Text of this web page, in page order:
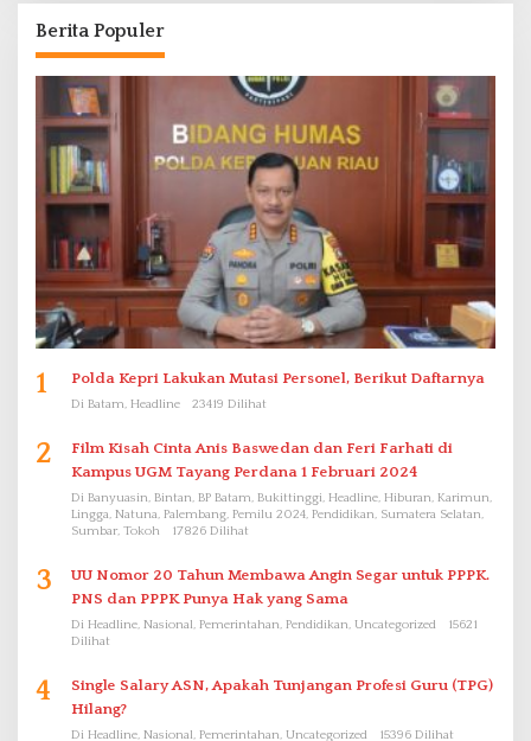
Berita Populer
1 Polda Kepri Lakukan Mutasi Personel, Berikut Daftarnya
Di Batam, Headline 23419 Dilihat
2
Film Kisah Cinta Anis Baswedan dan Feri Farhati di
Kampus UGM Tayang Perdana 1 Februari 2024
Di Banyuasin, Bintan, BP Batam, Bukittinggi, Headline, Hiburan, Karimun,
Lingga, Natuna, Palembang, Pemilu 2024, Pendidikan, Sumatera Selatan,
Sumbar, Tokoh
17826 Dilihat
3
UU Nomor 20 Tahun Membawa Angin Segar untuk PPPK.
PNS dan PPPK Punya Hak yang Sama
Di Headline, Nasional, Pemerintahan, Pendidikan, Uncategorized
15621
Dilihat
4
Single Salary ASN, Apakah Tunjangan Profesi Guru (TPG)
Hilang?
Di Headline, Nasional, Pemerintahan, Uncategorized 15396 Dilihat